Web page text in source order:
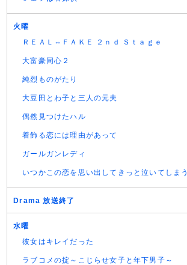
火曜
ＲＥＡＬ⇔ＦＡＫＥ ２ｎｄ Ｓｔａｇｅ
大富豪同心２
純烈ものがたり
大豆田とわ子と三人の元夫
偶然見つけたハル
着飾る恋には理由があって
ガールガンレディ
いつかこの恋を思い出してきっと泣いてしまう
Drama 放送終了
水曜
彼女はキレイだった
ラブコメの掟～こじらせ女子と年下男子～